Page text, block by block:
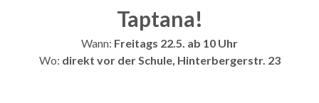
Taptana!
Wann: Freitags 22.5. ab 10 Uhr
Wo: direkt vor der Schule, Hinterbergerstr. 23